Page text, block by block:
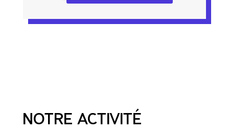
NOTRE ACTIVITÉ